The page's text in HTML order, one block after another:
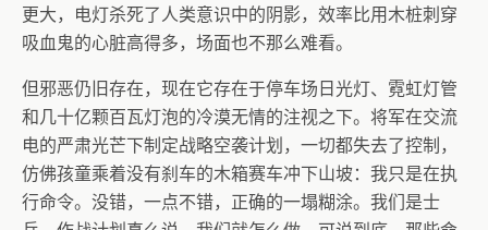
更大，电灯杀死了人类意识中的阴影，效率比用木桩刺穿
吸血鬼的心脏高得多，场面也不那么难看。
但邪恶仍旧存在，现在它存在于停车场日光灯、霓虹灯管
和几十亿颗百瓦灯泡的冷漠无情的注视之下。将军在交流
电的严肃光芒下制定战略空袭计划，一切都失去了控制，
仿佛孩童乘着没有刹车的木箱赛车冲下山坡：我只是在执
行命令。没错，一点不错，正确的一塌糊涂。我们是士